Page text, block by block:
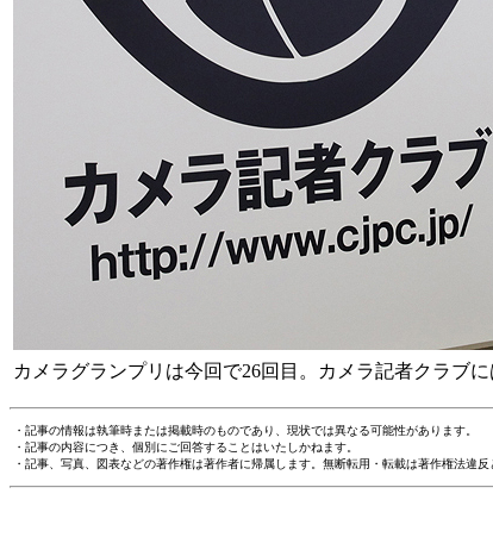
カメラグランプリは今回で26回目。カメラ記者クラブ
・記事の情報は執筆時または掲載時のものであり、現状では異なる可能性があります。
・記事の内容につき、個別にご回答することはいたしかねます。
・記事、写真、図表などの著作権は著作者に帰属します。無断転用・転載は著作権法違